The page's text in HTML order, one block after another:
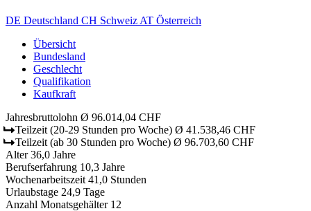
DE Deutschland CH Schweiz AT Österreich
Übersicht
Bundesland
Geschlecht
Qualifikation
Kaufkraft
Jahresbruttolohn Ø 96.014,04 CHF
Teilzeit (20-29 Stunden pro Woche) Ø 41.538,46 CHF
Teilzeit (ab 30 Stunden pro Woche) Ø 96.703,60 CHF
Alter 36,0 Jahre
Berufserfahrung 10,3 Jahre
Wochenarbeitszeit 41,0 Stunden
Urlaubstage 24,9 Tage
Anzahl Monatsgehälter 12